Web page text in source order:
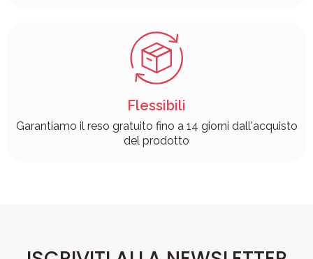
Flessibili
Garantiamo il reso gratuito fino a 14 giorni dall'acquisto
del prodotto